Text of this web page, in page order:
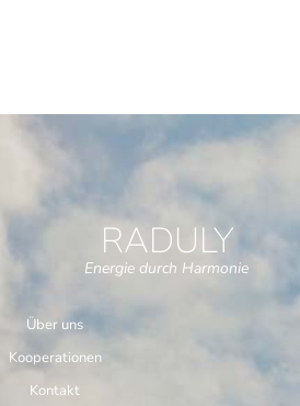
RADULY
Energie durch Harmonie
Über uns
Kooperationen
Kontakt